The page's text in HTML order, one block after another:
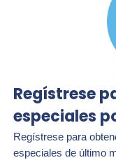
Regístrese
especiales
Regístrese para
especiales de último